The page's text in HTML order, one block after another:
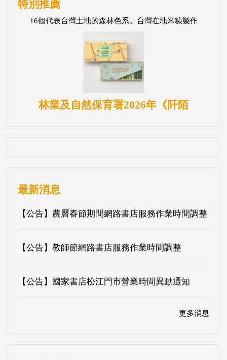
特別推薦
16個代表台灣土地的森林色系。台灣在地米糠製作
林業及自然保育署2026年《阡陌
最新消息
【公告】農曆春節期間網路書店服務作業時間調整
【公告】教師節網路書店服務作業時間調整
【公告】國家書店松江門市營業時間異動通知
更多消息